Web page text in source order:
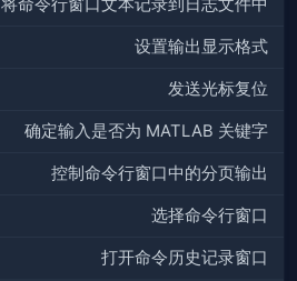
将命令行窗口文本记录到日志文件中
设置输出显示格式
发送光标复位
确定输入是否为 MATLAB 关键字
控制命令行窗口中的分页输出
选择命令行窗口
打开命令历史记录窗口